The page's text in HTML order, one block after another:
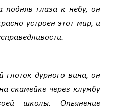
подняв глаза к небу, он
устроен этот мир, и
глоток дурного вина, он
скамейке через клумбу
школы. Опьянение